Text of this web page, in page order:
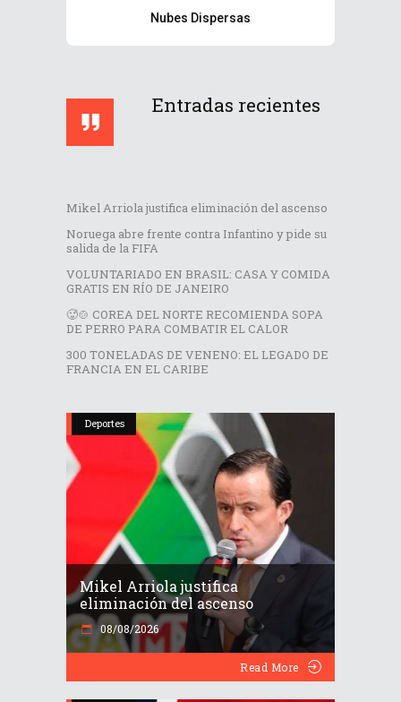
Nubes Dispersas
Entradas recientes
Mikel Arriola justifica eliminación del ascenso
Noruega abre frente contra Infantino y pide su
salida de la FIFA
VOLUNTARIADO EN BRASIL: CASA Y COMIDA
GRATIS EN RÍO DE JANEIRO
🥵🍲 COREA DEL NORTE RECOMIENDA SOPA
DE PERRO PARA COMBATIR EL CALOR
300 TONELADAS DE VENENO: EL LEGADO DE
FRANCIA EN EL CARIBE
Deportes
Mikel Arriola justifica
eliminación del ascenso
08/08/2026
Read More